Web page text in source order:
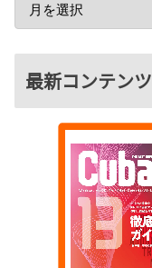
最新コンテンツ